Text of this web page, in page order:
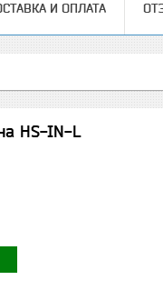
И ОПЛАТА
HS-IN-L